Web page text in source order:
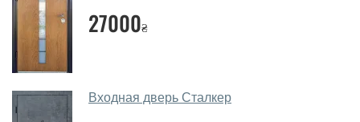
Подбор уличных дверей ведется индивидуально для
каждого посетителя.
Да, делаем. Наши специалисты могут произвести
замер и консультацию на выезде. Каждый сотрудник
27000₴
Входная дверь Сталкер